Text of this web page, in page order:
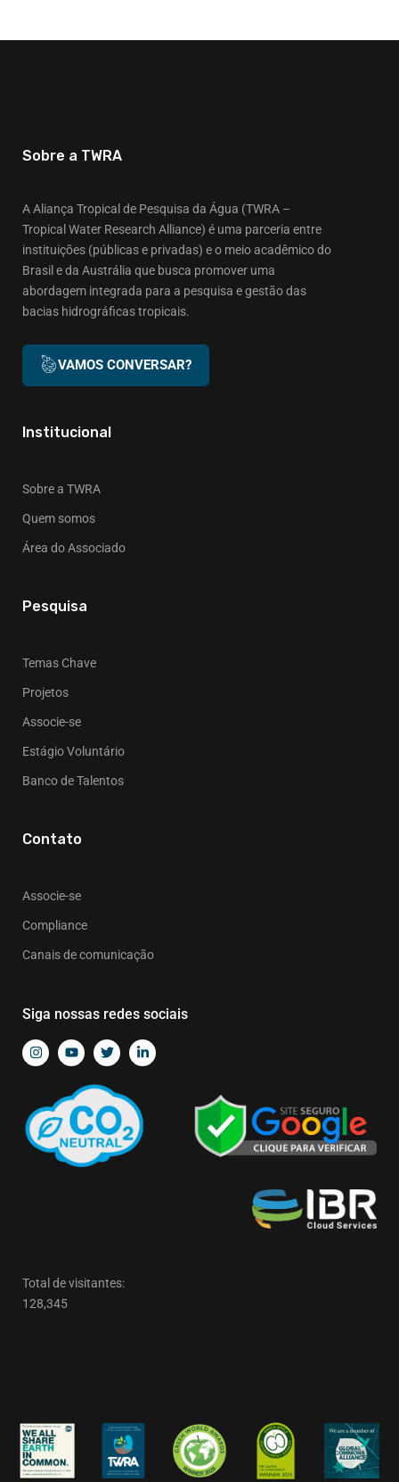
Sobre a TWRA
A Aliança Tropical de Pesquisa da Água (TWRA –
Tropical Water Research Alliance) é uma parceria entre
instituições (públicas e privadas) e o meio acadêmico do
Brasil e da Austrália que busca promover uma
abordagem integrada para a pesquisa e gestão das
bacias hidrográficas tropicais.
VAMOS CONVERSAR?
Institucional
Sobre a TWRA
Quem somos
Área do Associado
Pesquisa
Temas Chave
Projetos
Associe-se
Estágio Voluntário
Banco de Talentos
Contato
Associe-se
Compliance
Canais de comunicação
Siga nossas redes sociais
Total de visitantes:
128,345